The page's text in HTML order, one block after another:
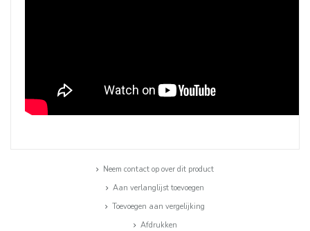
Neem contact op over dit product
Aan verlanglijst toevoegen
Toevoegen aan vergelijking
Afdrukken